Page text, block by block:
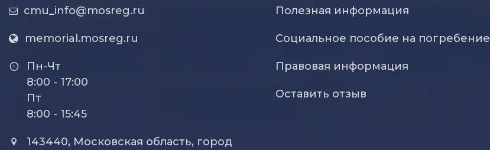
cmu_info@mosreg.ru
memorial.mosreg.ru
Пн-Чт
8:00 - 17:00
Пт
8:00 - 15:45
143440, Московская область, город
Полезная информация
Социальное пособие на погребение
Правовая информация
Оставить отзыв